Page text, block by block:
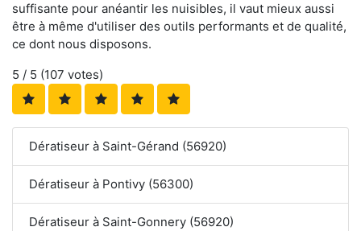
suffisante pour anéantir les nuisibles, il vaut mieux aussi
être à même d'utiliser des outils performants et de qualité,
ce dont nous disposons.
5 / 5 (107 votes)
Dératiseur à Saint-Gérand (56920)
Dératiseur à Pontivy (56300)
Dératiseur à Saint-Gonnery (56920)